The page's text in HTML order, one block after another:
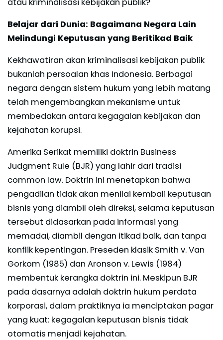
Belajar dari Dunia: Bagaimana Negara Lain
Melindungi Keputusan yang Beritikad Baik
Kekhawatiran akan kriminalisasi kebijakan publik
bukanlah persoalan khas Indonesia. Berbagai
negara dengan sistem hukum yang lebih matang
telah mengembangkan mekanisme untuk
membedakan antara kegagalan kebijakan dan
kejahatan korupsi.
Amerika Serikat memiliki doktrin Business
Judgment Rule (BJR) yang lahir dari tradisi
common law. Doktrin ini menetapkan bahwa
pengadilan tidak akan menilai kembali keputusan
bisnis yang diambil oleh direksi, selama keputusan
tersebut didasarkan pada informasi yang
memadai, diambil dengan itikad baik, dan tanpa
konflik kepentingan. Preseden klasik Smith v. Van
Gorkom (1985) dan Aronson v. Lewis (1984)
membentuk kerangka doktrin ini. Meskipun BJR
pada dasarnya adalah doktrin hukum perdata
korporasi, dalam praktiknya ia menciptakan pagar
yang kuat: kegagalan keputusan bisnis tidak
otomatis menjadi kejahatan.